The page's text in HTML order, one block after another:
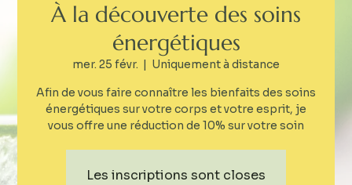
À la découverte des soins
énergétiques
mer. 25 févr.
  |
Uniquement à distance
Afin de vous faire connaître les bienfaits des soins
énergétiques sur votre corps et votre esprit, je
vous offre une réduction de 10% sur votre soin
Les inscriptions sont closes